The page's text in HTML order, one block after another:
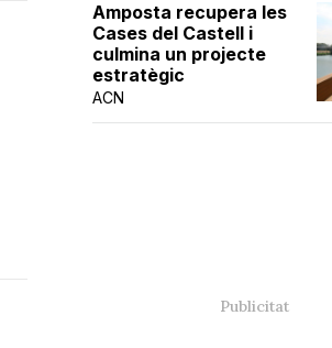
Amposta recupera les
Cases del Castell i
culmina un projecte
estratègic
ACN